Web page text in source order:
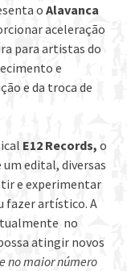
o Alavanca
aceleração
para artistas do
e
e da troca de
E12 Records, o
edital, diversas
e experimentar
fazer artístico. A
no
atingir novos
no maior número